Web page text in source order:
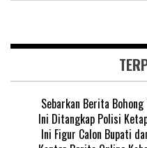
Sebarkan Berita
Ini Ditangkap Polisi
Ini Figur Calon Bupati